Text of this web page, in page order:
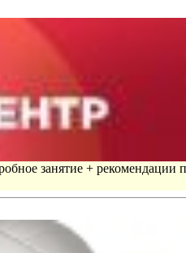
занятие + рекомендации